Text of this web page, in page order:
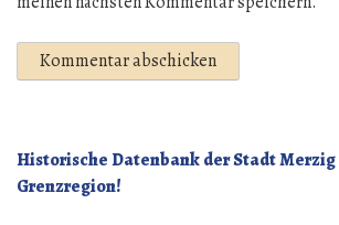
Historische Datenbank der Stadt Merzig
Grenzregion!